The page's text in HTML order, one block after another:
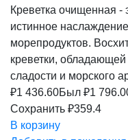
Креветка очищенная -
истинное
морепродуктов.
креветки,
сладости и морского
₽1 436.60Был ₽1
Сохранить ₽359.4
В корзину